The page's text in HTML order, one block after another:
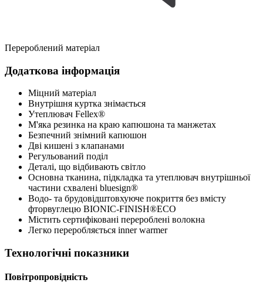
Перероблений матеріал
Додаткова інформація
Міцний матеріал
Внутрішня куртка знімається
Утеплювач Fellex®
М'яка резинка на краю капюшона та манжетах
Безпечний знімний капюшон
Дві кишені з клапанами
Регульований поділ
Деталі, що відбивають світло
Основна тканина, підкладка та утеплювач внутрішньої
частини схвалені bluesign®
Водо- та брудовідштовхуюче покриття без вмісту
фторвуглецю BIONIC-FINISH®ECO
Містить сертифіковані перероблені волокна
Легко переробляється inner warmer
Технологічні показники
Повітропровідність